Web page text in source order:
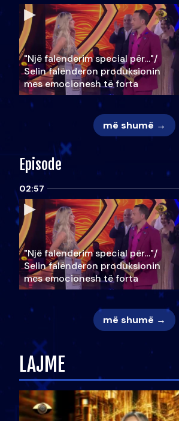
"Një falenderim special për…"/
Selin falënderon produksionin
mes emocionesh të forta
më shumë →
Episode
02:57
"Një falenderim special për…"/
Selin falënderon produksionin
mes emocionesh të forta
më shumë →
LAJME